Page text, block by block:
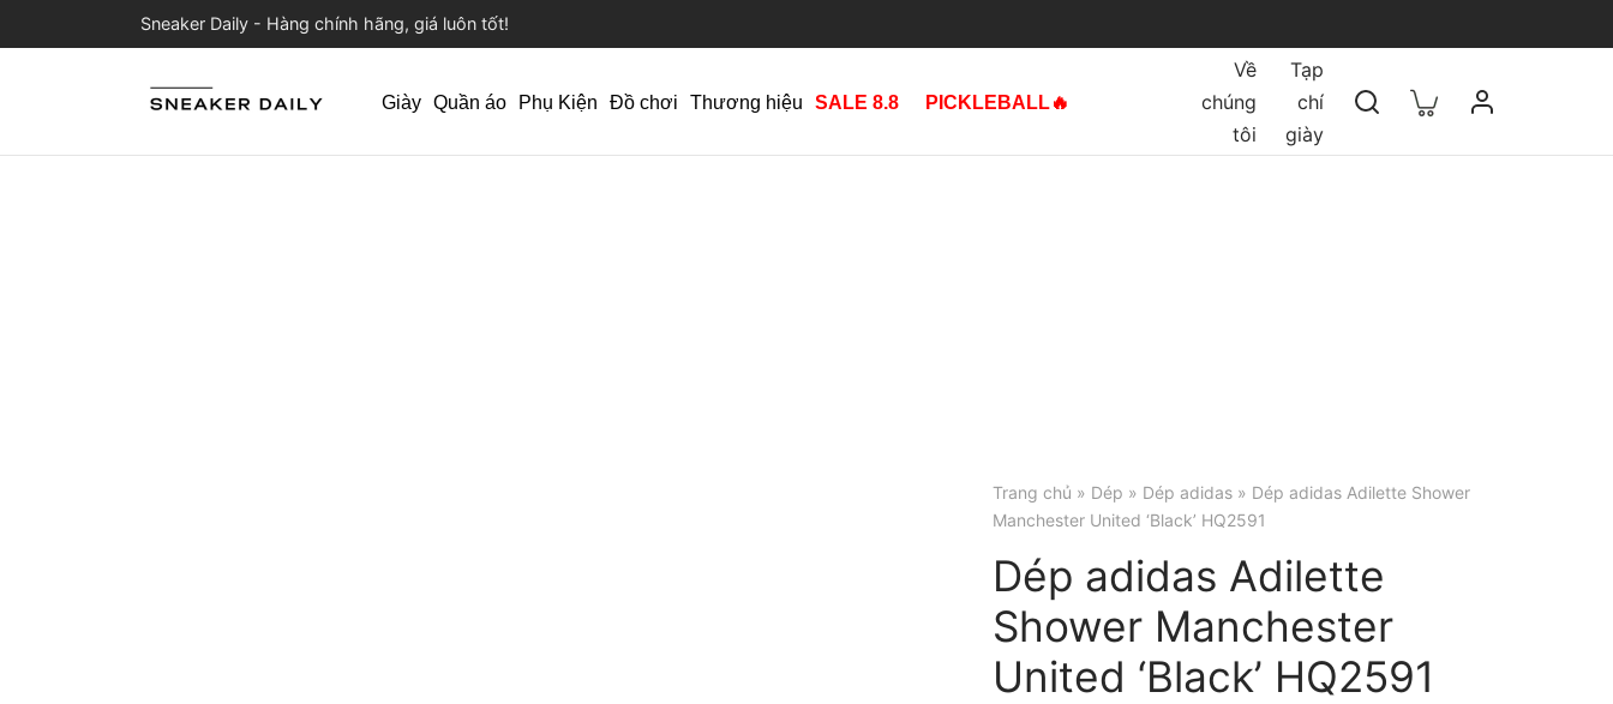
Sneaker Daily - Hàng chính hãng, giá luôn tốt!
Giày Quần áo Phụ Kiện Đồ chơi Thương hiệu SALE 8.8 PICKLEBALL🔥
Về
chúng
tôi
Tạp
chí
giày
Trang chủ » Dép » Dép adidas » Dép adidas Adilette Shower
Manchester United ‘Black’ HQ2591
Dép adidas Adilette
Shower Manchester
United ‘Black’ HQ2591